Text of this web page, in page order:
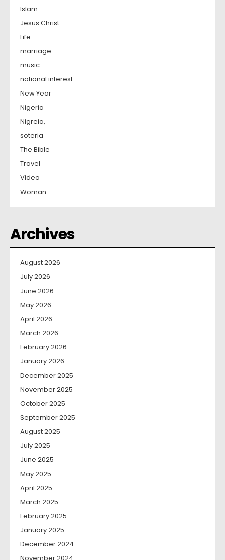
Islam
Jesus Christ
Life
marriage
music
national interest
New Year
Nigeria
Nigreia,
soteria
The Bible
Travel
Video
Woman
Archives
August 2026
July 2026
June 2026
May 2026
April 2026
March 2026
February 2026
January 2026
December 2025
November 2025
October 2025
September 2025
August 2025
July 2025
June 2025
May 2025
April 2025
March 2025
February 2025
January 2025
December 2024